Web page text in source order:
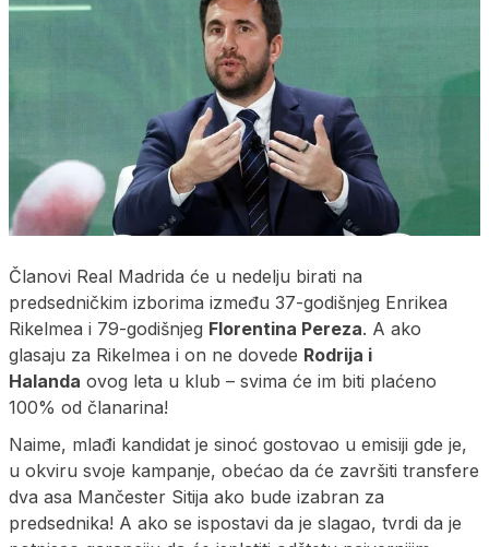
Članovi Real Madrida će u nedelju birati na
predsedničkim izborima između 37-godišnjeg Enrikea
Rikelmea i 79-godišnjeg Florentina Pereza. A ako
glasaju za Rikelmea i on ne dovede Rodrija i
Halanda ovog leta u klub – svima će im biti plaćeno
100% od članarina!
Naime, mlađi kandidat je sinoć gostovao u emisiji gde je,
u okviru svoje kampanje, obećao da će završiti transfere
dva asa Mančester Sitija ako bude izabran za
predsednika! A ako se ispostavi da je slagao, tvrdi da je